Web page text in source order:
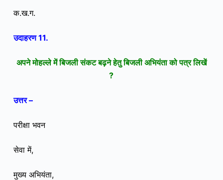
क.ख.ग.
उदाहरण 11.
अपने मोहल्ले में बिजली संकट बढ़ने हेतु बिजली अभियंता को पत्र लिखें
?
उत्तर –
परीक्षा भवन
सेवा में,
मुख्य अभियंता,